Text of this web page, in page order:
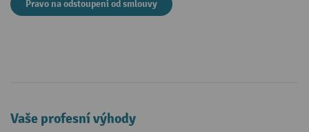
Pravo na odstoupeni od smlouvy
Vaše profesní výhody